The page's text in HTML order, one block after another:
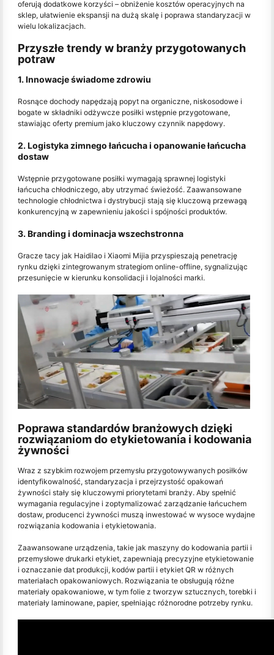
oferują dodatkowe korzyści – obniżenie kosztów operacyjnych na
sklep, ułatwienie ekspansji na dużą skalę i poprawa standaryzacji w
wielu lokalizacjach.
Przyszłe trendy w branży przygotowanych
potraw
1. Innowacje świadome zdrowiu
Rosnące dochody napędzają popyt na organiczne, niskosodowe i
bogate w składniki odżywcze posiłki wstępnie przygotowane,
stawiając oferty premium jako kluczowy czynnik napędowy.
2. Logistyka zimnego łańcucha i opanowanie łańcucha
dostaw
Wstępnie przygotowane posiłki wymagają sprawnej logistyki
łańcucha chłodniczego, aby utrzymać świeżość. Zaawansowane
technologie chłodnictwa i dystrybucji stają się kluczową przewagą
konkurencyjną w zapewnieniu jakości i spójności produktów.
3. Branding i dominacja wszechstronna
Gracze tacy jak Haidilao i Xiaomi Mijia przyspieszają penetrację
rynku dzięki zintegrowanym strategiom online-offline, sygnalizując
przesunięcie w kierunku konsolidacji i lojalności marki.
Poprawa standardów branżowych dzięki
rozwiązaniom do etykietowania i kodowania
żywności
Wraz z szybkim rozwojem przemysłu przygotowywanych posiłków
identyfikowalność, standaryzacja i przejrzystość opakowań
żywności stały się kluczowymi priorytetami branży. Aby spełnić
wymagania regulacyjne i zoptymalizować zarządzanie łańcuchem
dostaw, producenci żywności muszą inwestować w wysoce wydajne
rozwiązania kodowania i etykietowania.
Zaawansowane urządzenia, takie jak maszyny do kodowania partii i
przemysłowe drukarki etykiet, zapewniają precyzyjne etykietowanie
i oznaczanie dat produkcji, kodów partii i etykiet QR w różnych
materiałach opakowaniowych. Rozwiązania te obsługują różne
materiały opakowaniowe, w tym folie z tworzyw sztucznych, torebki i
materiały laminowane, papier, spełniając różnorodne potrzeby rynku.